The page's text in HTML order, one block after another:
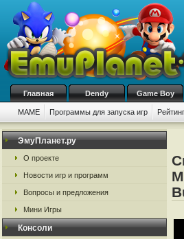
Главная Dendy Game Boy
MAME Программы для запуска игр
ЭмуПланет.ру
О проекте
Новости игр и программ
Вопросы и предложения
Мини Игры
Консоли